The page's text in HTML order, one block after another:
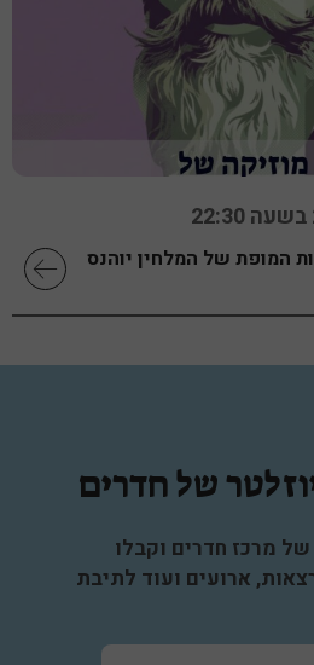
המופת של המלחין יוהנס
של חדרים
של מרכז חדרים וקבלו
ארועים ועוד לתיבת